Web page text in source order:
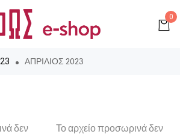
0
ΑΠΡΙΛΙΟΣ 2023
δεν
Το αρχείο προσωρινά δεν